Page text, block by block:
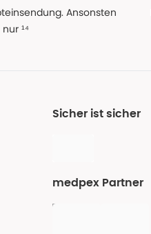
Ansonsten
nur ¹⁴
Sicher ist sicher
medpex Partner